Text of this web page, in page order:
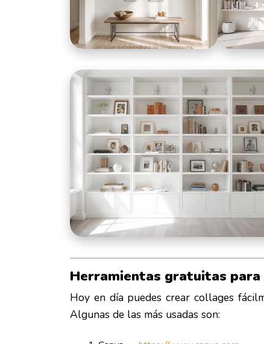
Herramientas gratuitas
Hoy en día puedes crear collages
Algunas de las más usadas son: